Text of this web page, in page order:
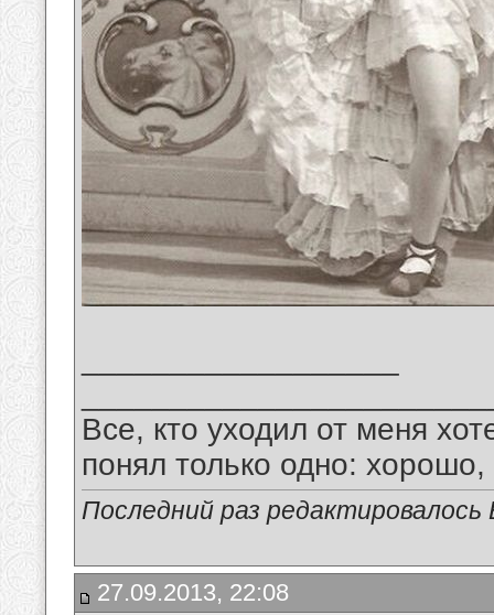
Все, кто уходил от меня
понял только одно:
Последний раз
27.09.2013, 22:08